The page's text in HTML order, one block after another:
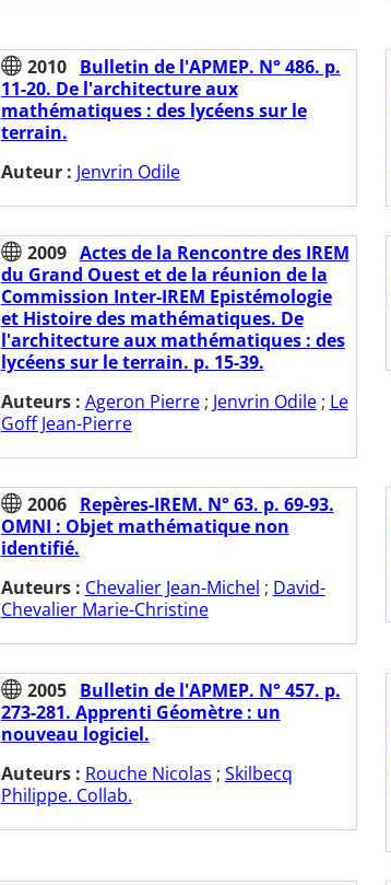
2010
Bulletin de l'APMEP. N° 486. p.
11-20. De l'architecture aux
mathématiques : des lycéens sur le
terrain.
Auteur : Jenvrin Odile
2009 Actes de la Rencontre des IREM
du Grand Ouest et de la réunion de la
Commission Inter-IREM Epistémologie
et Histoire des mathématiques. De
l'architecture aux mathématiques : des
lycéens sur le terrain. p. 15-39.
Auteurs : Ageron Pierre; Jenvrin Odile; Le
Goff Jean-Pierre
2006
Repères-IREM. N° 63. p. 69-93.
OMNI : Objet mathématique non
identifié.
Auteurs : Chevalier Jean-Michel ; David-
Chevalier Marie-Christine
2005
Bulletin de l'APMEP. N° 457. p.
273-281. Apprenti Géomètre : un
nouveau logiciel.
Auteurs : Rouche Nicolas ; Skilbecq
Philippe. Collab.